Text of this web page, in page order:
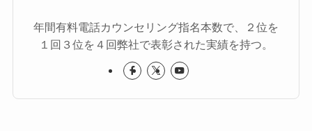
年間有料電話カウンセリング指名本数で、２位を
１回３位を４回弊社で表彰された実績を持つ。